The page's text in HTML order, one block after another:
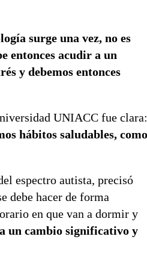
surge una vez, no es
entonces acudir a un
y debemos entonces
UNIACC fue clara:
hábitos saludables, como
espectro autista, precisó
debe hacer de forma
en que van a dormir y
un cambio significativo y